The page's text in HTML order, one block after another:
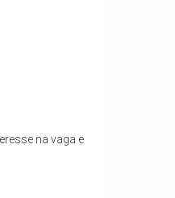
na vaga e